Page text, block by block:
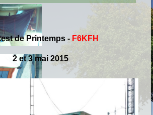
de Printemps -F6KFH
2 et 3 mai 2015